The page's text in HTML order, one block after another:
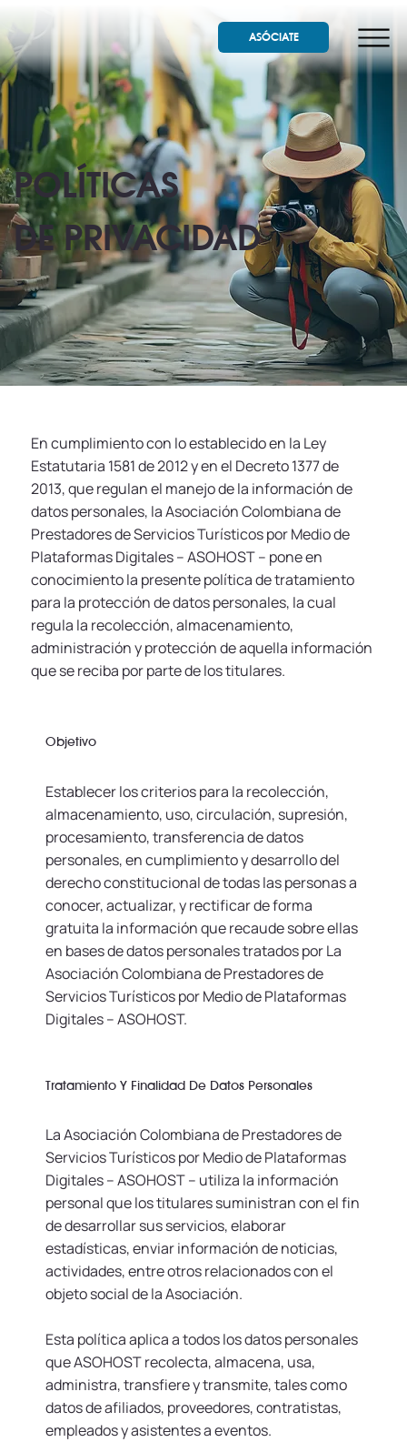
ASÓCIATE
POLÍTICAS
DE PRIVACIDAD
En cumplimiento con lo establecido en la Ley
Estatutaria 1581 de 2012 y en el Decreto 1377 de
2013, que regulan el manejo de la información de
datos personales, la Asociación Colombiana de
Prestadores de Servicios Turísticos por Medio de
Plataformas Digitales – ASOHOST -- pone en
conocimiento la presente política de tratamiento
para la protección de datos personales, la cual
regula la recolección, almacenamiento,
administración y protección de aquella información
que se reciba por parte de los titulares.
Objetivo
Establecer los criterios para la recolección,
almacenamiento, uso, circulación, supresión,
procesamiento, transferencia de datos
personales, en cumplimiento y desarrollo del
derecho constitucional de todas las personas a
conocer, actualizar, y rectificar de forma
gratuita la información que recaude sobre ellas
en bases de datos personales tratados por La
Asociación Colombiana de Prestadores de
Servicios Turísticos por Medio de Plataformas
Digitales – ASOHOST.
Tratamiento Y Finalidad De Datos Personales
La Asociación Colombiana de Prestadores de
Servicios Turísticos por Medio de Plataformas
Digitales – ASOHOST -- utiliza la información
personal que los titulares suministran con el fin
de desarrollar sus servicios, elaborar
estadísticas, enviar información de noticias,
actividades, entre otros relacionados con el
objeto social de la Asociación.
Esta política aplica a todos los datos personales
que ASOHOST recolecta, almacena, usa,
administra, transfiere y transmite, tales como
datos de afiliados, proveedores, contratistas,
empleados y asistentes a eventos.